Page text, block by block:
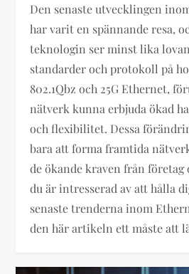
Den senaste utvecklingen
har varit en spännande resa,
teknologin ser minst lika
standarder och protokoll på
802.1Qbz och 25G Ethernet,
nätverk kunna erbjuda ökad
och flexibilitet. Dessa
bara att forma framtida
de ökande kraven från företag
du är intresserad av att hålla
senaste trenderna inom
den här artikeln ett måste att